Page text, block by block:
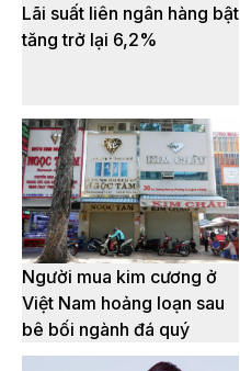
Lãi suất liên ngân hàng bật
tăng trở lại 6,2%
Người mua kim cương ở
Việt Nam hoảng loạn sau
bê bối ngành đá quý